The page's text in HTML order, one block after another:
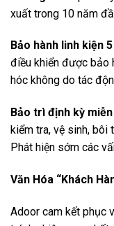
xuất trong 10 năm
Bảo hành linh kiện
điều khiển được bảo
hóc không do tác
Bảo trì định kỳ
kiểm tra, vệ sinh, bôi
Phát hiện sớm các
Văn Hóa “Khách
Adoor cam kết phục